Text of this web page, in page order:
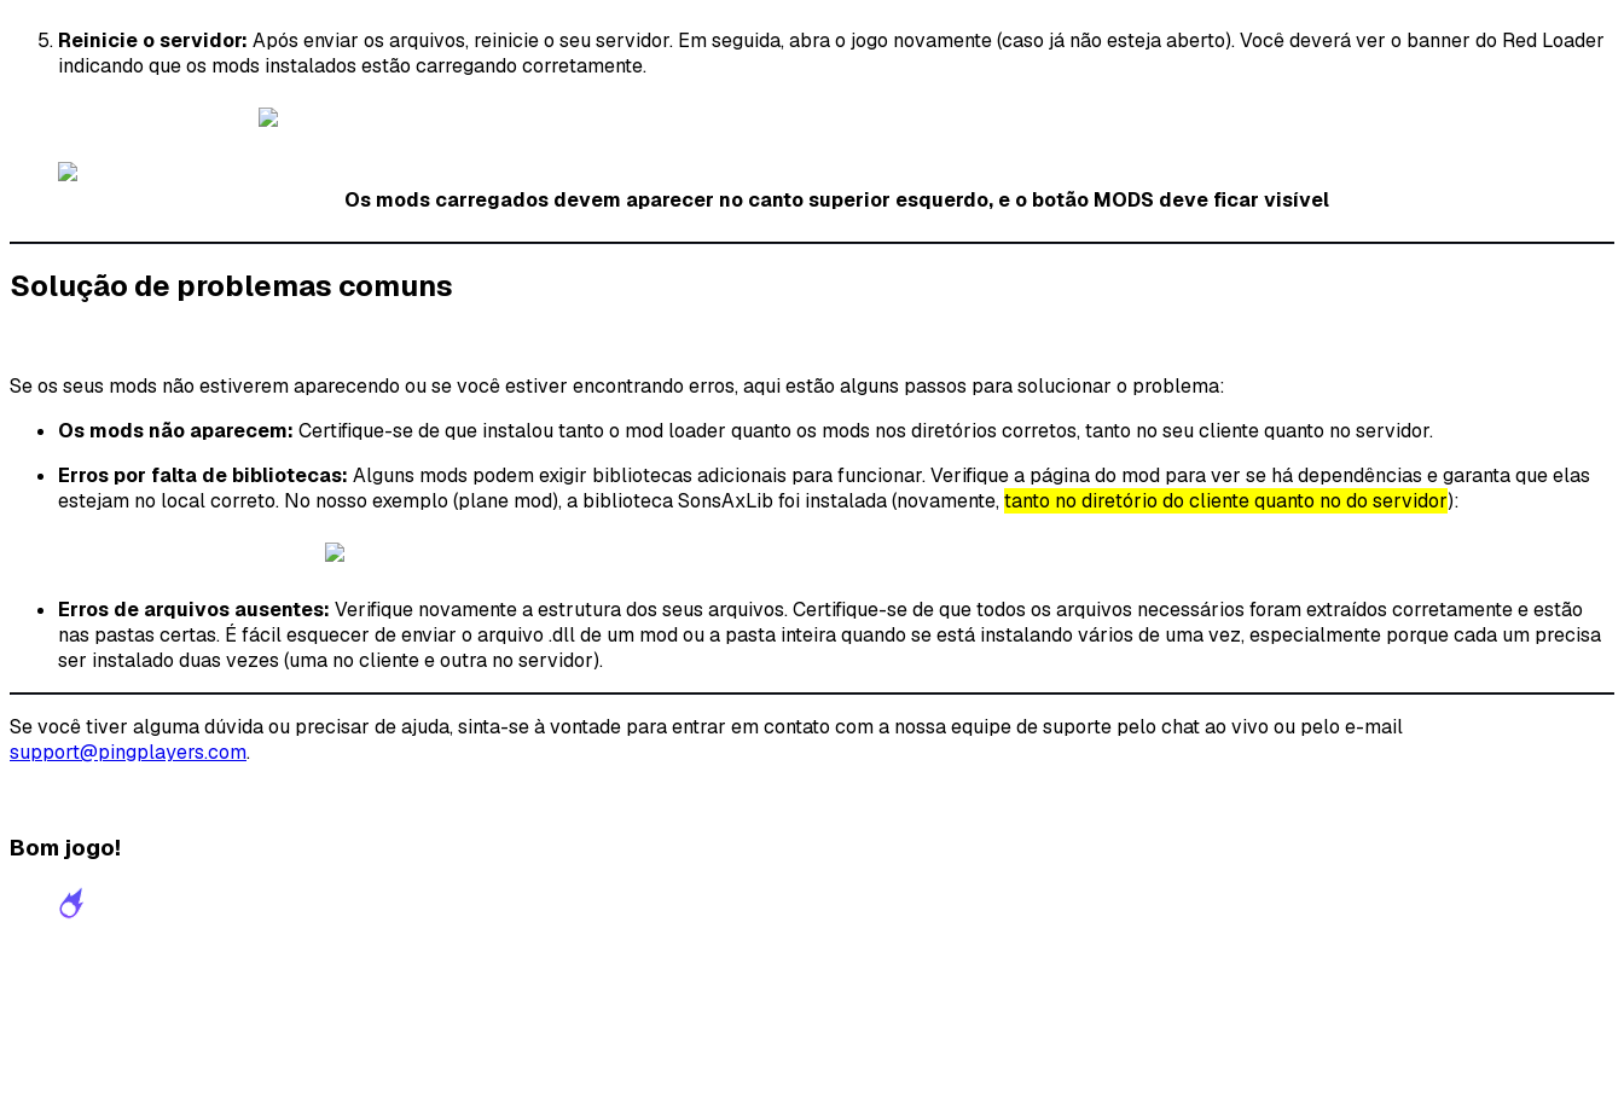
Reinicie o servidor: Após enviar os arquivos, reinicie o seu servidor. Em seguida, abra o jogo novamente (caso já não esteja aberto). Você deverá ver o banner do Red Loader
indicando que os mods instalados estão carregando corretamente.
Os mods carregados devem aparecer no canto superior esquerdo, e o botão MODS deve ficar visível
Solução de problemas comuns
Se os seus mods não estiverem aparecendo ou se você estiver encontrando erros, aqui estão alguns passos para solucionar o problema:
Os mods não aparecem: Certifique-se de que instalou tanto o mod loader quanto os mods nos diretórios corretos, tanto no seu cliente quanto no servidor.
Erros por falta de bibliotecas: Alguns mods podem exigir bibliotecas adicionais para funcionar. Verifique a página do mod para ver se há dependências e garanta que elas
estejam no local correto. No nosso exemplo (plane mod), a biblioteca SonsAxLib foi instalada (novamente,tanto no diretório do cliente quanto no do servidor):
Erros de arquivos ausentes: Verifique novamente a estrutura dos seus arquivos. Certifique-se de que todos os arquivos necessários foram extraídos corretamente e estão
nas pastas certas. É fácil esquecer de enviar o arquivo .dll de um mod ou a pasta inteira quando se está instalando vários de uma vez, especialmente porque cada um precisa
ser instalado duas vezes (uma no cliente e outra no servidor).
Se você tiver alguma dúvida ou precisar de ajuda, sinta-se à vontade para entrar em contato com a nossa equipe de suporte pelo chat ao vivo ou pelo e-mail
support@pingplayers.com.
Bom jogo!